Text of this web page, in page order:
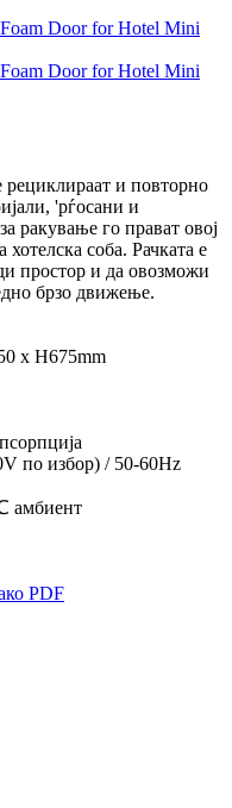
и повторно
'рѓосани и
ракување го прават овој
соба. Рачката е
простор и да овозможи
брзо движење.
x H675mm
по избор) / 50-60Hz
амбиент
PDF